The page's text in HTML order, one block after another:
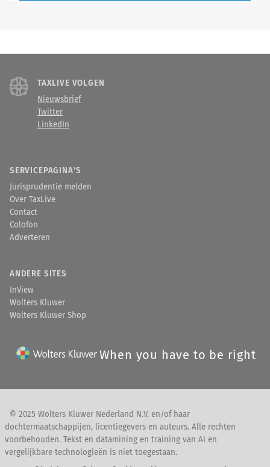
TAXLIVE VOLGEN
Nieuwsbrief
Twitter
LinkedIn
SERVICEPAGINA'S
Jurisprudentie melden
Over TaxLive
Contact
Colofon
Adverteren
ANDERE SITES
InView
Wolters Kluwer
Wolters Kluwer Shop
When you have to be right
© 2025 Wolters Kluwer Nederland N.V. en/of haar
dochtermaatschappijen, licentiegevers en auteurs. Alle rechten
voorbehouden. Tekst en datamining en training van AI en
vergelijkbare technologieën is niet toegestaan.